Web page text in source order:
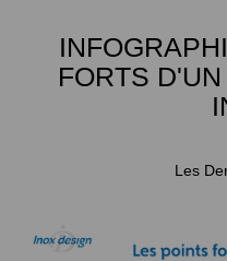
FORTS
Les